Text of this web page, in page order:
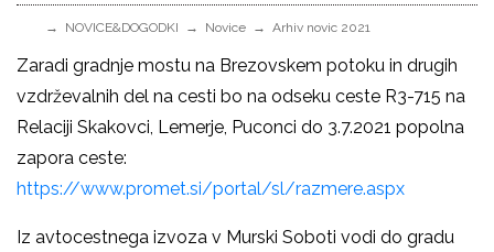
NOVICE&DOGODKI Novice Arhiv novic 2021
Zaradi gradnje mostu na Brezovskem potoku in drugih
vzdrževalnih del na cesti bo na odseku ceste R3-715 na
Relaciji Skakovci, Lemerje, Puconci do 3.7.2021 popolna
zapora ceste:
https://www.promet.si/portal/sl/razmere.aspx
Iz avtocestnega izvoza v Murski Soboti vodi do gradu